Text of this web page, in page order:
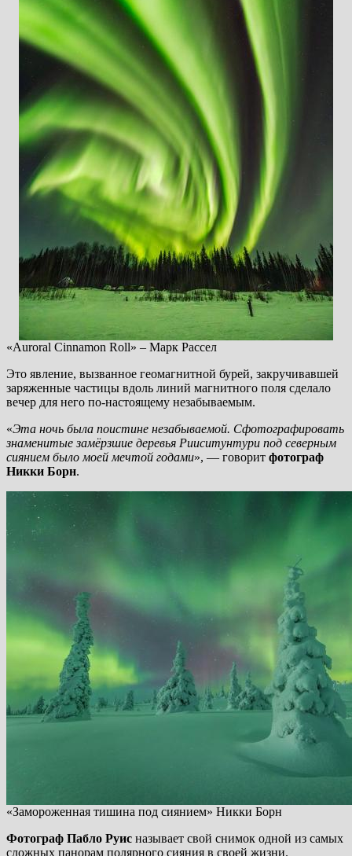
«Auroral Cinnamon Roll» – Марк Рассел
Это явление, вызванное геомагнитной бурей, закручивавшей
заряженные частицы вдоль линий магнитного поля сделало
вечер для него по-настоящему незабываемым.
«Эта ночь была поистине незабываемой. Сфотографировать
знаменитые замёрзшие деревья Рииситунтури под северным
сиянием было моей мечтой годами», — говорит фотограф
Никки Борн.
«Замороженная тишина под сиянием» Никки Борн
Фотограф Пабло Руис называет свой снимок одной из самых
сложных панорам полярного сияния в своей жизни.